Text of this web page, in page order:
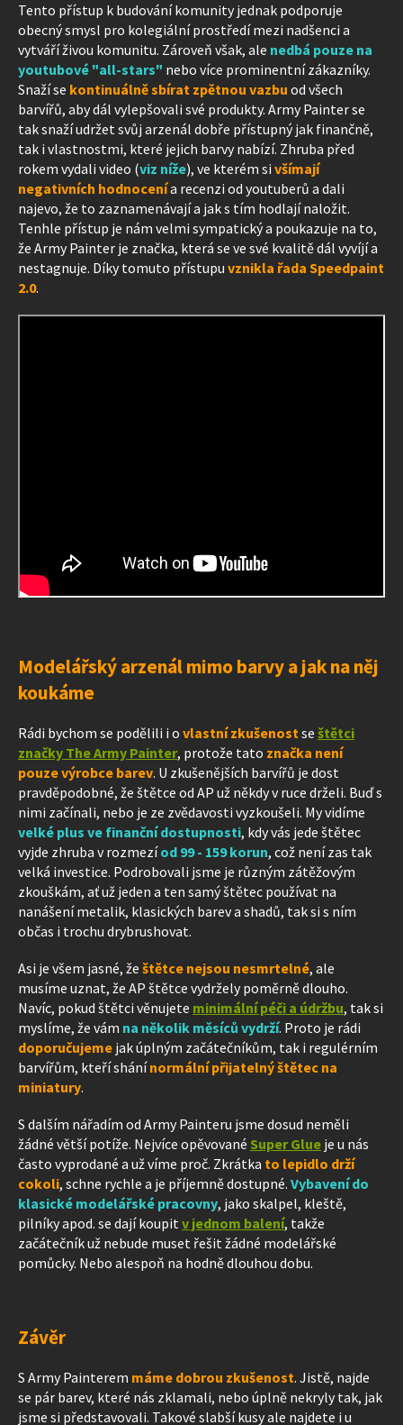
Tento přístup k budování komunity jednak podporuje
obecný smysl pro kolegiální prostředí mezi nadšenci a
vytváří živou komunitu. Zároveň však, ale nedbá pouze na
youtubové "all-stars" nebo více prominentní zákazníky.
Snaží se kontinuálně sbírat zpětnou vazbu od všech
barvířů, aby dál vylepšovali své produkty. Army Painter se
tak snaží udržet svůj arzenál dobře přístupný jak finančně,
tak i vlastnostmi, které jejich barvy nabízí. Zhruba před
rokem vydali video (viz níže), ve kterém si všímají
negativních hodnocenía recenzi od youtuberů a dali
najevo, že to zaznamenávají a jak s tím hodlají naložit.
Tenhle přístup je nám velmi sympatický a poukazuje na to,
že Army Painter je značka, která se ve své kvalitě dál vyvíjí a
nestagnuje. Díky tomuto přístupu vznikla řada Speedpaint
2.0.
Modelářský arzenál mimo barvy a jak na něj
koukáme
Rádi bychom se podělili i o vlastní zkušenostse štětci
značky The Army Painter, protože tato značka není
pouze výrobce barev. U zkušenějších barvířů je dost
pravděpodobné, že štětce od AP už někdy v ruce drželi. Buď s
nimi začínali, nebo je ze zvědavosti vyzkoušeli. My vidíme
velké plus ve finanční dostupnosti, kdy vás jede štětec
vyjde zhruba v rozmezíod 99 - 159 korun, což není zas tak
velká investice. Podrobovali jsme je různým zátěžovým
zkouškám, ať už jeden a ten samý štětec používat na
nanášení metalik, klasických barev a shadů, tak si s ním
občas i trochu drybrushovat.
Asi je všem jasné, že štětce nejsou nesmrtelné, ale
musíme uznat, že AP štětce vydržely poměrně dlouho.
Navíc, pokud štětci věnujete minimální péči a údržbu, tak si
myslíme, že vám na několik měsíců vydrží. Proto je rádi
doporučujeme jak úplným začátečníkům, tak i regulérním
barvířům, kteří shánínormální přijatelný štětec na
miniatury.
S dalším nářadím od Army Painteru jsme dosud neměli
žádné větší potíže. Nejvíce opěvované Super Glue je u nás
často vyprodané a už víme proč. Zkrátka to lepidlo drží
cokoli, schne rychle a je příjemně dostupné. Vybavení do
klasické modelářské pracovny, jako skalpel, kleště,
pilníky apod. se dají koupitv jednom balení, takže
začátečník už nebude muset řešit žádné modelářské
pomůcky. Nebo alespoň na hodně dlouhou dobu.
Závěr
S Army Painterem máme dobrou zkušenost. Jistě, najde
se pár barev, které nás zklamali, nebo úplně nekryly tak, jak
jsme si představovali. Takové slabší kusy ale najdete i u